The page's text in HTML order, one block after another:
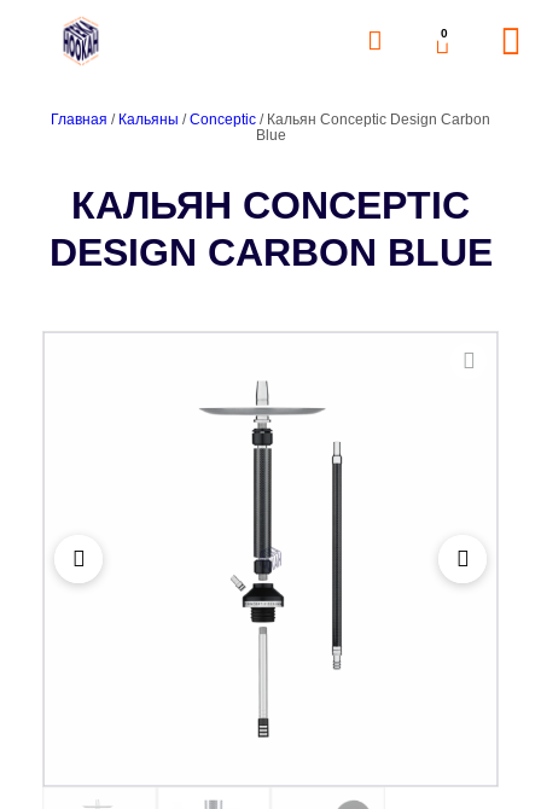
0
Главная / Кальяны /Conceptic / Кальян Conceptic Design Carbon
Blue
КАЛЬЯН CONCEPTIC
DESIGN CARBON BLUE